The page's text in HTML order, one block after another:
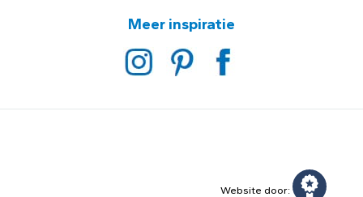
Meer inspiratie
Website door: